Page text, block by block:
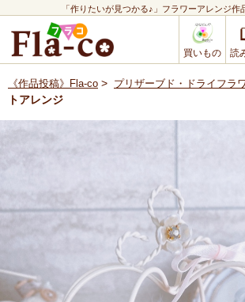
「作りたいが見つかる♪」フラワーアレンジ作
買いもの 読
《作品投稿》Fla-co > プリザーブド・ドライフラ
トアレンジ